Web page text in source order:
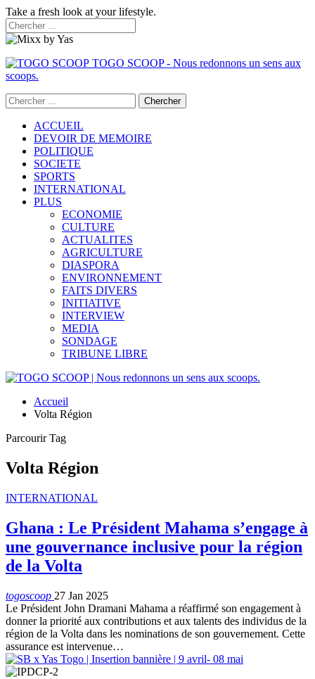
Take a fresh look at your lifestyle.
TOGO SCOOP - Nous redonnons un sens aux
scoops.
ACCUEIL
DEVOIR DE MEMOIRE
POLITIQUE
SOCIETE
SPORTS
INTERNATIONAL
PLUS
ECONOMIE
CULTURE
ACTUALITES
AGRICULTURE
DIASPORA
ENVIRONNEMENT
FAITS DIVERS
INITIATIVE
INTERVIEW
MEDIA
SONDAGE
TRIBUNE LIBRE
Accueil
Volta Région
Parcourir Tag
Volta Région
INTERNATIONAL
Ghana : Le Président Mahama s’engage à
une gouvernance inclusive pour la région
de la Volta
togoscoop 27 Jan 2025
Le Président John Dramani Mahama a réaffirmé son engagement à
donner la priorité aux contributions et aux talents des individus de la
région de la Volta dans les nominations de son gouvernement. Cette
assurance est intervenue…